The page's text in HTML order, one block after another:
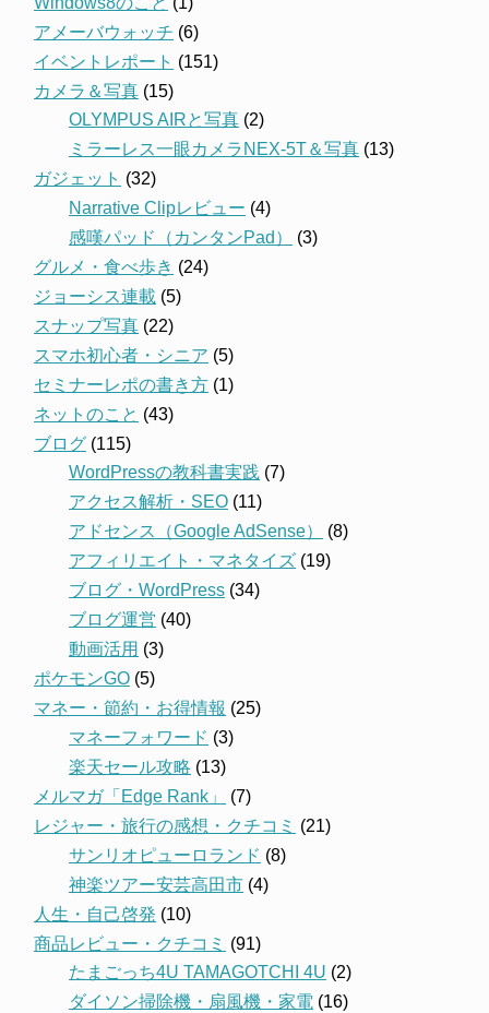
アメーバウォッチ (6)
イベントレポート (151)
カメラ＆写真 (15)
OLYMPUS AIRと写真 (2)
ミラーレス一眼カメラNEX-5T＆写真 (13)
ガジェット (32)
Narrative Clipレビュー (4)
感嘆パッド（カンタンPad）
(3)
グルメ・食べ歩き (24)
ジョーシス連載 (5)
スナップ写真 (22)
スマホ初心者・シニア (5)
セミナーレポの書き方 (1)
ネットのこと (43)
ブログ (115)
WordPressの教科書実践 (7)
アクセス解析・SEO (11)
アドセンス（Google AdSense）
(8)
アフィリエイト・マネタイズ (19)
ブログ・WordPress (34)
ブログ運営 (40)
動画活用 (3)
ポケモンGO (5)
マネー・節約・お得情報 (25)
マネーフォワード (3)
楽天セール攻略 (13)
メルマガ「Edge Rank」
(7)
レジャー・旅行の感想・クチコミ (21)
サンリオピューロランド (8)
神楽ツアー安芸高田市 (4)
人生・自己啓発 (10)
商品レビュー・クチコミ (91)
たまごっち4U TAMAGOTCHI 4U (2)
ダイソン掃除機・扇風機・家電 (16)